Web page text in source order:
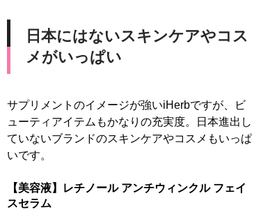
日本にはないスキンケアやコス
メがいっぱい
サプリメントのイメージが強いiHerbですが、ビ
ューティアイテムもかなりの充実度。日本進出し
ていないブランドのスキンケアやコスメもいっぱ
いです。
【美容液】レチノール アンチウィンクル フェイ
スセラム